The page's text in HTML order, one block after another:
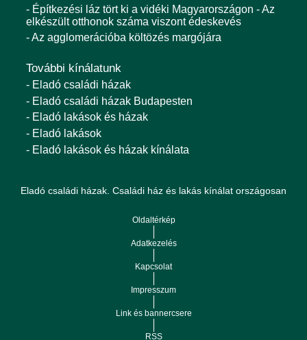
- Építkezési láz tört ki a vidéki Magyarországon - Az
elkészült otthonok száma viszont édeskevés
- Az agglomerációba költözés margójára
További kínálatunk
- Eladó családi házak
- Eladó családi házak Budapesten
- Eladó lakások és házak
- Eladó lakások
- Eladó lakások és házak kínálata
Eladó családi házak. Családi ház és lakás kínálat országosan
Oldaltérkép
Adatkezelés
Kapcsolat
Impresszum
Link és bannercsere
RSS